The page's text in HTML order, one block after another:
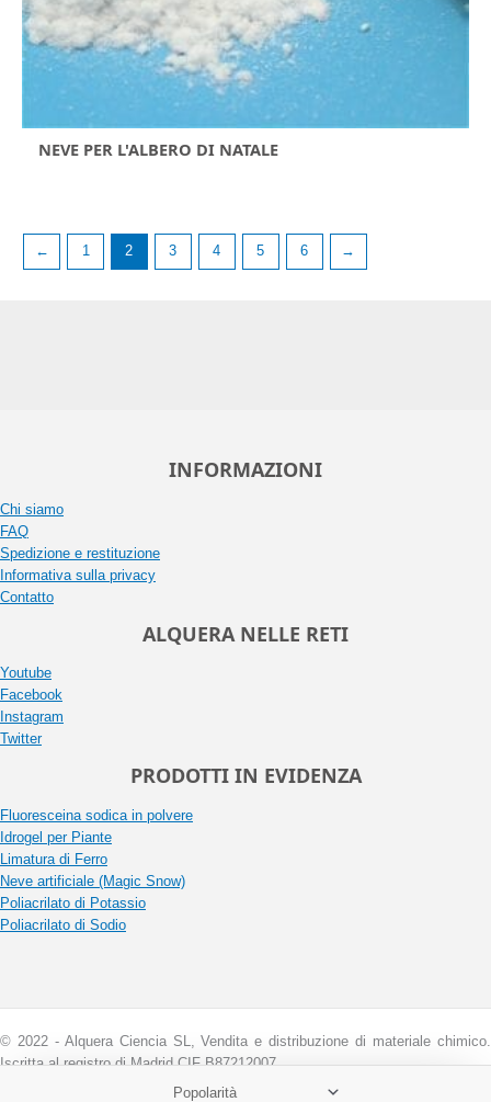
NEVE PER L'ALBERO DI NATALE
← 1 2 3 4 5 6 →
INFORMAZIONI
Chi siamo
FAQ
Spedizione e restituzione
Informativa sulla privacy
Contatto
ALQUERA NELLE RETI
Youtube
Facebook
Instagram
Twitter
PRODOTTI IN EVIDENZA
Fluoresceina sodica in polvere
Idrogel per Piante
Limatura di Ferro
Neve artificiale (Magic Snow)
Poliacrilato di Potassio
Poliacrilato di Sodio
© 2022 - Alquera Ciencia SL, Vendita e distribuzione di materiale chimico.
Iscritta al registro di Madrid CIF B87212007.